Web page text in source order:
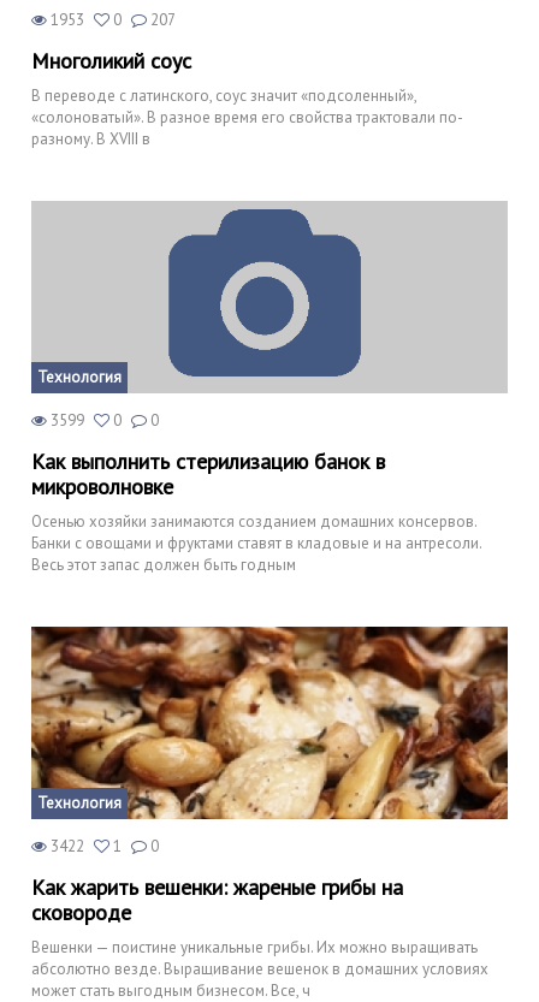
1953 0 207
Многоликий соус
В переводе с латинского, соус значит «подсоленный»,
«солоноватый». В разное время его свойства трактовали по-
разному. В XVIII в
Технология
3599 0 0
Как выполнить стерилизацию банок в
микроволновке
Осенью хозяйки занимаются созданием домашних консервов.
Банки с овощами и фруктами ставят в кладовые и на антресоли.
Весь этот запас должен быть годным
Технология
3422 1 0
Как жарить вешенки: жареные грибы на
сковороде
Вешенки — поистине уникальные грибы. Их можно выращивать
абсолютно везде. Выращивание вешенок в домашних условиях
может стать выгодным бизнесом. Все, ч